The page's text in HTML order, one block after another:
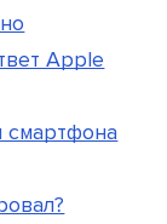
Apple
смартфона